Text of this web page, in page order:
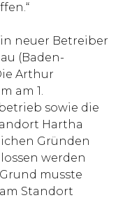
neuer Betreiber
(Baden-
Arthur
am 1.
sowie die
Hartha
Gründen
werden
musste
Standort